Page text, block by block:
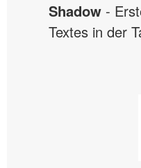
Shadow -
Textes in der